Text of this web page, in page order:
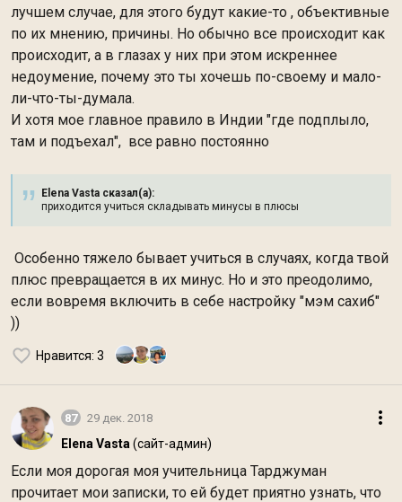
лучшем случае, для этого будут какие-то , объективные
по их мнению, причины. Но обычно все происходит как
происходит, а в глазах у них при этом искреннее
недоумение, почему это ты хочешь по-своему и мало-
ли-что-ты-думала.
И хотя мое главное правило в Индии "где подплыло,
там и подъехал", все равно постоянно
Elena Vasta сказал(а):
приходится учиться складывать минусы в плюсы
Особенно тяжело бывает учиться в случаях, когда твой
плюс превращается в их минус. Но и это преодолимо,
если вовремя включить в себе настройку "мэм сахиб"
))
Нравится: 3
87 29 дек. 2018
Elena Vasta (сайт-админ)
Если моя дорогая моя учительница Тарджуман
прочитает мои записки, то ей будет приятно узнать, что